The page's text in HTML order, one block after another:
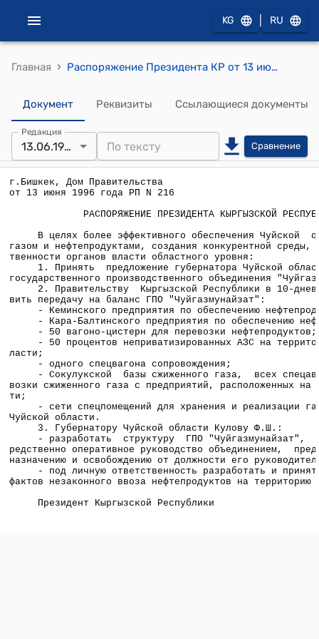
KG RU
Главная › Распоряжение Президента КР от 13 июня 1996 года РП №216
Документ Реквизиты Ссылающиеся документы
Редакция
13.06.1996 Сравнение